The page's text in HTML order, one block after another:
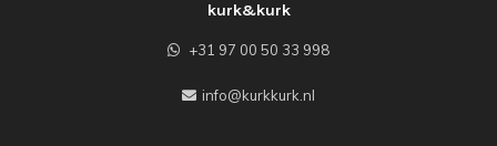
kurk&kurk
+31 97 00 50 33 998
info@kurkkurk.nl